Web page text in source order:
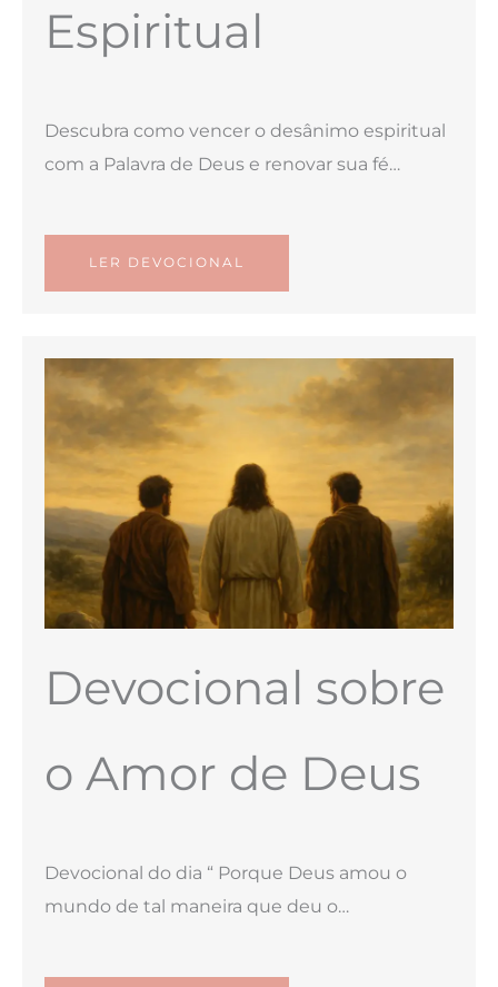
Espiritual
Descubra como vencer o desânimo espiritual
com a Palavra de Deus e renovar sua fé…
LER DEVOCIONAL
Devocional sobre
o Amor de Deus
Devocional do dia “ Porque Deus amou o
mundo de tal maneira que deu o…